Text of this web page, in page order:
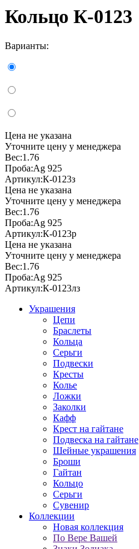
Кольцо К-0123
Варианты:
Цена не указана
Уточните цену у менеджера
Вес:1.76
Проба:Ag 925
Артикул:К-0123з
Цена не указана
Уточните цену у менеджера
Вес:1.76
Проба:Ag 925
Артикул:К-0123р
Цена не указана
Уточните цену у менеджера
Вес:1.76
Проба:Ag 925
Артикул:К-0123лз
Украшения
Цепи
Браслеты
Кольца
Серьги
Подвески
Кресты
Колье
Ложки
Заколки
Кафф
Крест на гайтане
Подвеска на гайтане
Шейные украшения
Броши
Гайтан
Кольцо
Серьги
Сувенир
Коллекции
Новая коллекция
По Вере Вашей